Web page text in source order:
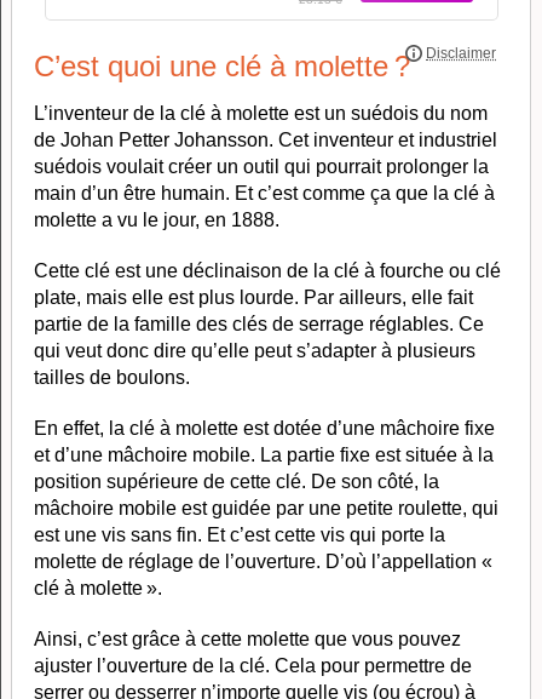
C’est quoi une clé à molette ?
L’inventeur de la clé à molette est un suédois du nom
de Johan Petter Johansson. Cet inventeur et industriel
suédois voulait créer un outil qui pourrait prolonger la
main d’un être humain. Et c’est comme ça que la clé à
molette a vu le jour, en 1888.
Cette clé est une déclinaison de la clé à fourche ou clé
plate, mais elle est plus lourde. Par ailleurs, elle fait
partie de la famille des clés de serrage réglables. Ce
qui veut donc dire qu’elle peut s’adapter à plusieurs
tailles de boulons.
En effet, la clé à molette est dotée d’une mâchoire fixe
et d’une mâchoire mobile. La partie fixe est située à la
position supérieure de cette clé. De son côté, la
mâchoire mobile est guidée par une petite roulette, qui
est une vis sans fin. Et c’est cette vis qui porte la
molette de réglage de l’ouverture. D’où l’appellation «
clé à molette ».
Ainsi, c’est grâce à cette molette que vous pouvez
ajuster l’ouverture de la clé. Cela pour permettre de
serrer ou desserrer n’importe quelle vis (ou écrou) à